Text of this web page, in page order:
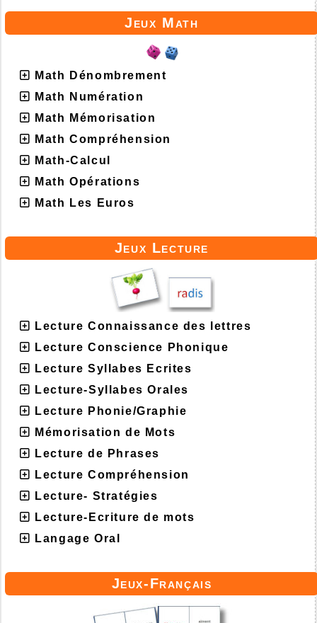
Jeux Math
Math Dénombrement
Math Numération
Math Mémorisation
Math Compréhension
Math-Calcul
Math Opérations
Math Les Euros
Jeux Lecture
Lecture Connaissance des lettres
Lecture Conscience Phonique
Lecture Syllabes Ecrites
Lecture-Syllabes Orales
Lecture Phonie/Graphie
Mémorisation de Mots
Lecture de Phrases
Lecture Compréhension
Lecture- Stratégies
Lecture-Ecriture de mots
Langage Oral
Jeux-Français